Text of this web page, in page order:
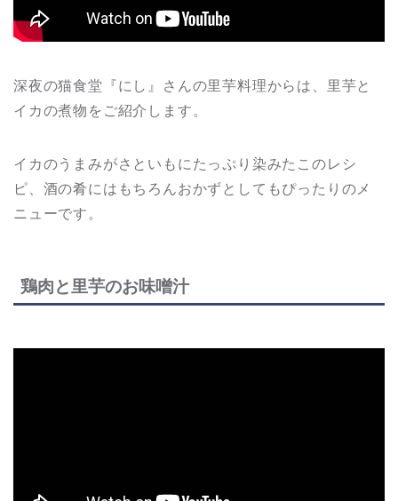
深夜の猫食堂『にし』さんの里芋料理からは、里芋と
イカの煮物をご紹介します。
イカのうまみがさといもにたっぷり染みたこのレシ
ピ、酒の肴にはもちろんおかずとしてもぴったりのメ
ニューです。
鶏肉と里芋のお味噌汁